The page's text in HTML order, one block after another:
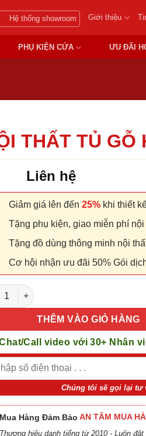
Hệ thống showroom Giới thiệu
PHỤ KIỆN CỬA ƯU ĐÃI
THẤT TỦ GỖ
Liên hệ
Giảm giá lên đến 25% khi thiết
Tặng phụ kiện, giao miễn phí
Tặng đồ dùng thông minh nội
Cơ hội nhận ưu đãi 50% Gói
TỦ GỖ KỆ GỖ 16 số lượng
THÊM VÀO GIỎ HÀNG
Call video với 30+ Nhân
Chúng tôi sẽ gọi lại tư
AN TÂM MUA
Thương hiệu danh tiếng từ 2010 - Luôn